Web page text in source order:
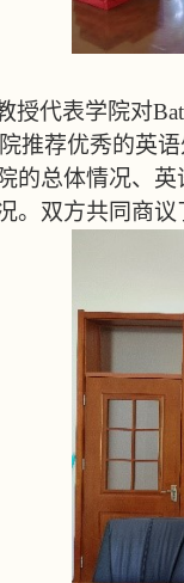
授代表学院对
推荐优秀的英
的总体情况、
。双方共同商